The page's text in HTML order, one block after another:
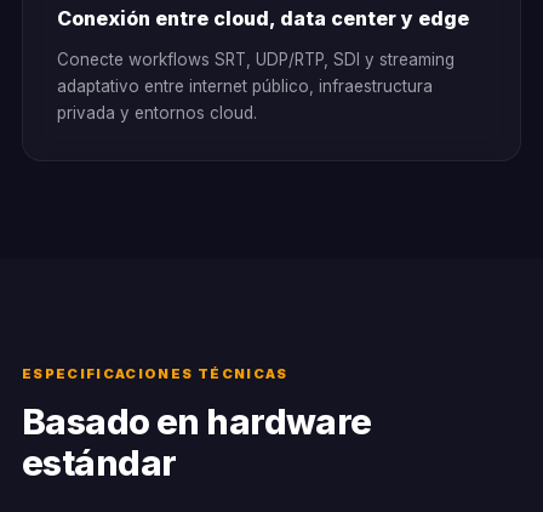
Conexión entre cloud, data center y edge
Conecte workflows SRT, UDP/RTP, SDI y streaming
adaptativo entre internet público, infraestructura
privada y entornos cloud.
ESPECIFICACIONES TÉCNICAS
Basado en hardware
estándar